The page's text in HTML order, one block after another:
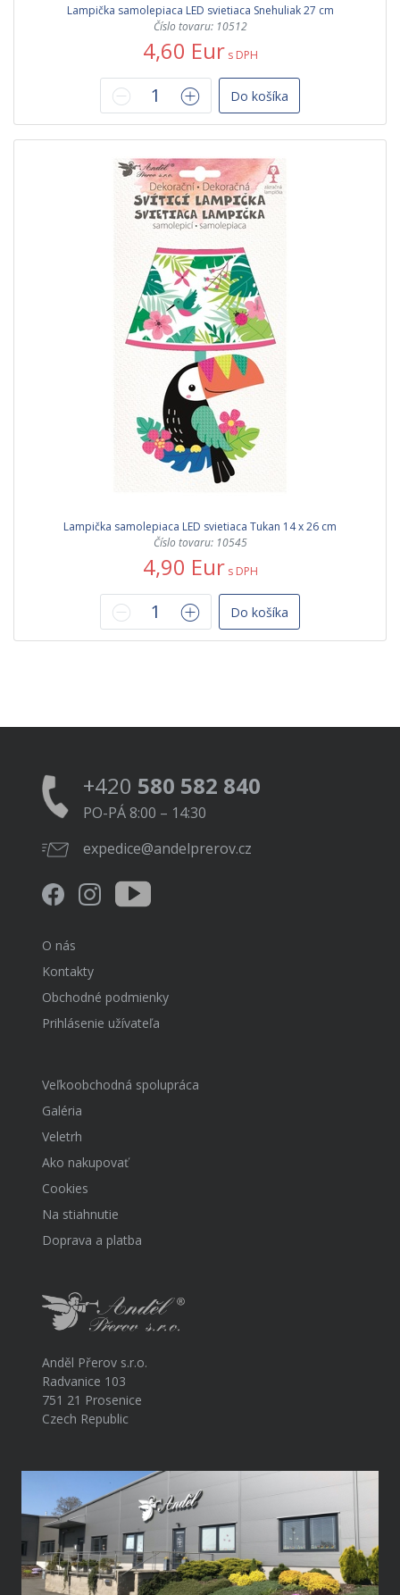
Lampička samolepiaca LED svietiaca Snehuliak 27 cm
Číslo tovaru: 10512
4,60 Eur s DPH
Do košíka
Lampička samolepiaca LED svietiaca Tukan 14 x 26 cm
Číslo tovaru: 10545
4,90 Eur s DPH
Do košíka
+420 580 582 840
PO-PÁ 8:00 – 14:30
expedice@andelprerov.cz
O nás
Kontakty
Obchodné podmienky
Prihlásenie užívateľa
Veľkoobchodná spolupráca
Galéria
Veletrh
Ako nakupovať
Cookies
Na stiahnutie
Doprava a platba
Anděl Přerov s.r.o.
Radvanice 103
751 21 Prosenice
Czech Republic